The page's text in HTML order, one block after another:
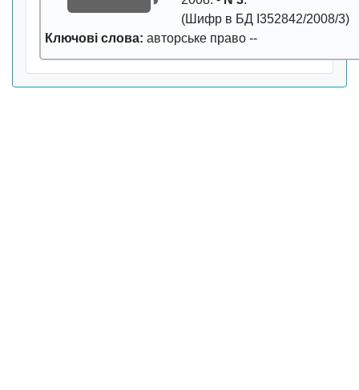
(Шифр в БД І352842/2008/3)
Ключові слова: авторське право --